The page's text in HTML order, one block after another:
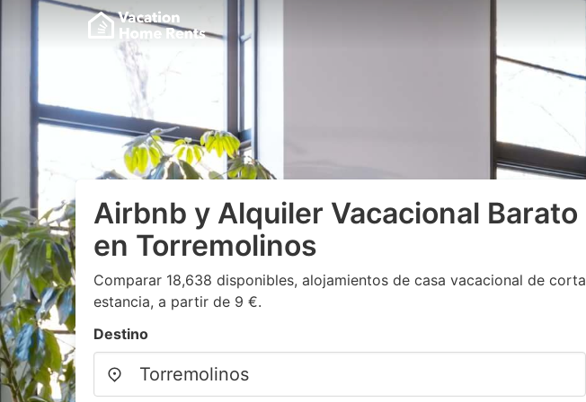
Airbnb y Alquiler Vacacional Barato
en Torremolinos
Comparar 18,638 disponibles, alojamientos de casa vacacional de corta
estancia, a partir de 9 €.
Destino